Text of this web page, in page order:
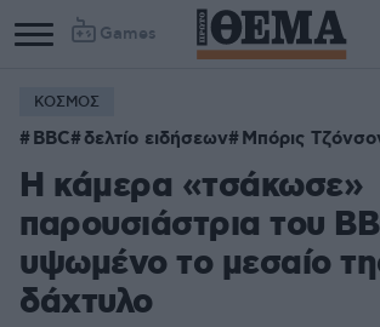
Games
ΚΟΣΜΟΣ
BBC δελτίο ειδήσεων Μπόρις
Η κάμερα «τσάκωσε»
παρουσιάστρια του
υψωμένο το μεσαίο
δάχτυλο